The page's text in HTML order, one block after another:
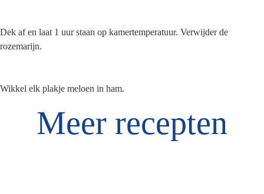
Dek af en laat 1 uur staan op kamertemperatuur. Verwijder de
rozemarijn.
Wikkel elk plakje meloen in ham.
Meer recepten